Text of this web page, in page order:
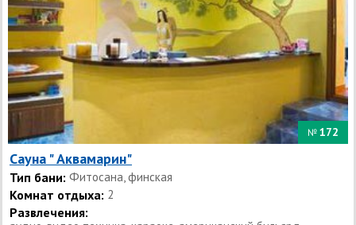
№ 172
Сауна " Аквамарин"
Тип бани: Фитосана, финская
Комнат отдыха: 2
Развлечения: